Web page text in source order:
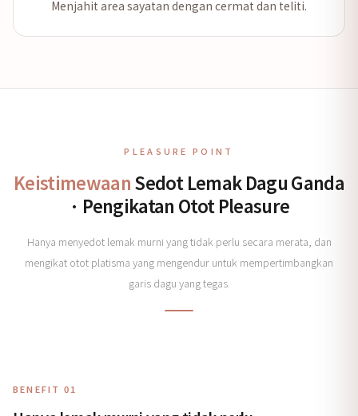
Menjahit area sayatan dengan cermat dan teliti.
PLEASURE POINT
KeistimewaanSedot Lemak Dagu Ganda
· Pengikatan Otot Pleasure
Hanya menyedot lemak murni yang tidak perlu secara merata, dan
mengikat otot platisma yang mengendur untuk mempertimbangkan
garis dagu yang tegas.
BENEFIT 01